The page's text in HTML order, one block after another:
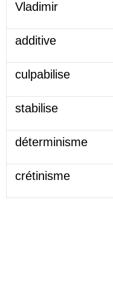
Vladimir
additive
culpabilise
stabilise
déterminisme
crétinisme